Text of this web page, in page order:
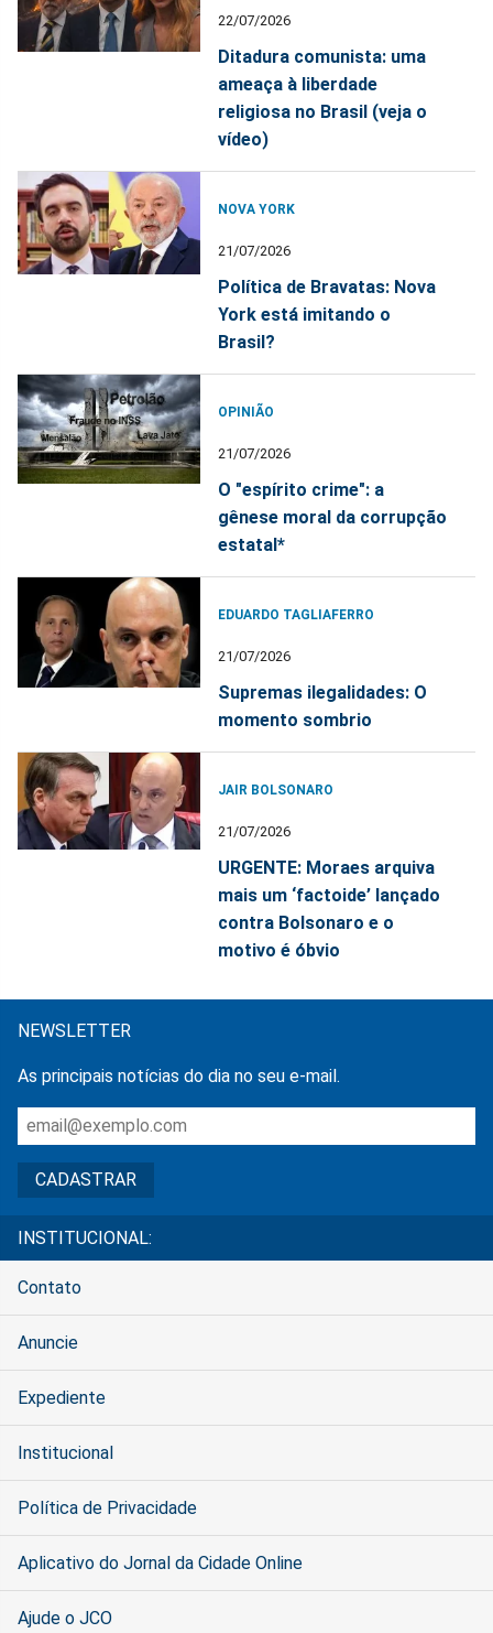
22/07/2026
Ditadura comunista: uma
ameaça à liberdade
religiosa no Brasil (veja o
vídeo)
NOVA YORK
21/07/2026
Política de Bravatas: Nova
York está imitando o
Brasil?
OPINIÃO
21/07/2026
O "espírito crime": a
gênese moral da corrupção
estatal*
EDUARDO TAGLIAFERRO
21/07/2026
Supremas ilegalidades: O
momento sombrio
JAIR BOLSONARO
21/07/2026
URGENTE: Moraes arquiva
mais um ‘factoide’ lançado
contra Bolsonaro e o
motivo é óbvio
NEWSLETTER
As principais notícias do dia no seu e-mail.
INSTITUCIONAL:
Contato
Anuncie
Expediente
Institucional
Política de Privacidade
Aplicativo do Jornal da Cidade Online
Ajude o JCO